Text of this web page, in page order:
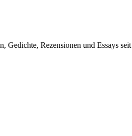
Gedichte, Rezensionen und Essays